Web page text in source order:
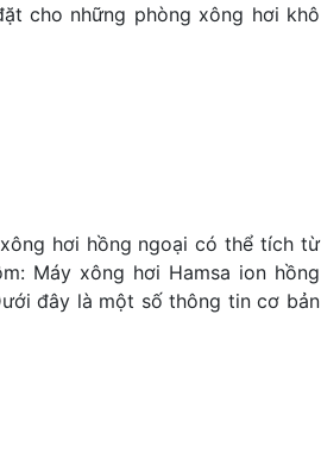
cho những phòng xông hơi khô
hơi hồng ngoại có thể tích từ
Máy xông hơi Hamsa ion hồng
đây là một số thông tin cơ bản